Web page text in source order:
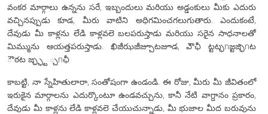
వంకర మార్గాలు ఉన్నను సరే, ఇబ్బందులు మరియు అడ్డంకులు మీకు ఎదురు
వచ్చినప్పుడు కూడ, మీరు వాటిని అధిగమించగలుగుతారు. ఎందుకంటే,
దేవుడు మీ కాళ్లను లేడి కాళ్లవలె బలపరుస్తాడు మరియు సరైన సాధనాలతో
మిమ్మును ఆయత్తపరుస్తాడు. ఖిజీఝజీజ్చూటజూడ, ఎౌఛీ ట్టట్ఛnజ్టజ్ఛిnట
ౌఠట జ్ఛ్ఛ్ట ్చnఛీ
కాబట్టి, నా స్నేహితులారా, సంతోషంగా ఉండండి. ఈ రోజు, మీరు మీ జీవితంలో
ఇరుకైన మార్గాలను ఎదుర్కొంటూ ఉండవచ్చును, కానీ నేటి వాగ్దానం ప్రకారం,
దేవుడు మీ కాళ్లను లేడి కాళ్లవలె చేయుచున్నాడు, మీ భుజాల మీద బరువును